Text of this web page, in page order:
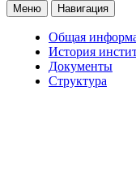
Меню Навигация
Общая
История
Документы
Структура